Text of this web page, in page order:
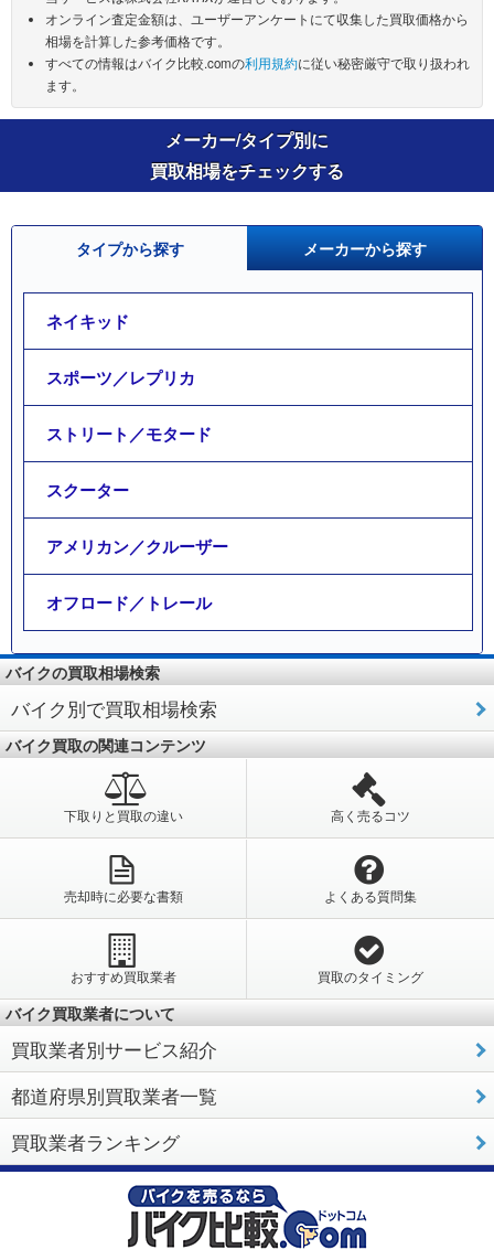
オンライン査定金額は、ユーザーアンケートにて収集した買取価格から
相場を計算した参考価格です。
すべての情報はバイク比較.comの利用規約に従い秘密厳守で取り扱われ
ます。
メーカー/タイプ別に
買取相場をチェックする
タイプから探す メーカーから探す
ネイキッド
スポーツ／レプリカ
ストリート／モタード
スクーター
アメリカン／クルーザー
オフロード／トレール
バイクの買取相場検索
バイク別で買取相場検索
バイク買取の関連コンテンツ
下取りと買取の違い 高く売るコツ
売却時に必要な書類 よくある質問集
おすすめ買取業者 買取のタイミング
バイク買取業者について
買取業者別サービス紹介
都道府県別買取業者一覧
買取業者ランキング